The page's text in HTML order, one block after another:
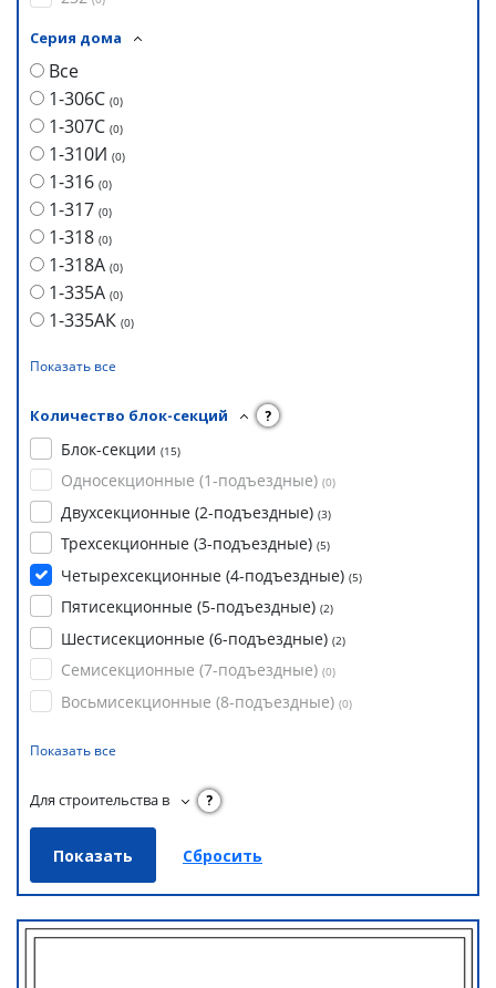
Серия дома
Все
1-306С (0)
1-307С (0)
1-310И (0)
1-316 (0)
1-317 (0)
1-318 (0)
1-318А (0)
1-335А (0)
1-335АК (0)
Показать все
Количество блок-секций ?
Блок-секции (15)
Односекционные (1-подъездные) (0)
Двухсекционные (2-подъездные) (3)
Трехсекционные (3-подъездные) (5)
Четырехсекционные (4-подъездные) (5)
Пятисекционные (5-подъездные) (2)
Шестисекционные (6-подъездные) (2)
Семисекционные (7-подъездные) (0)
Восьмисекционные (8-подъездные) (0)
Показать все
Для строительства в ?